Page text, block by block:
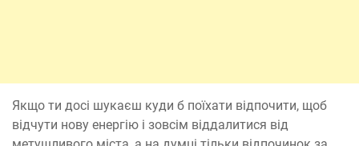
Якщо ти досі шукаєш куди б поїхати відпочити, щоб
відчути нову енергію і зовсім віддалитися від